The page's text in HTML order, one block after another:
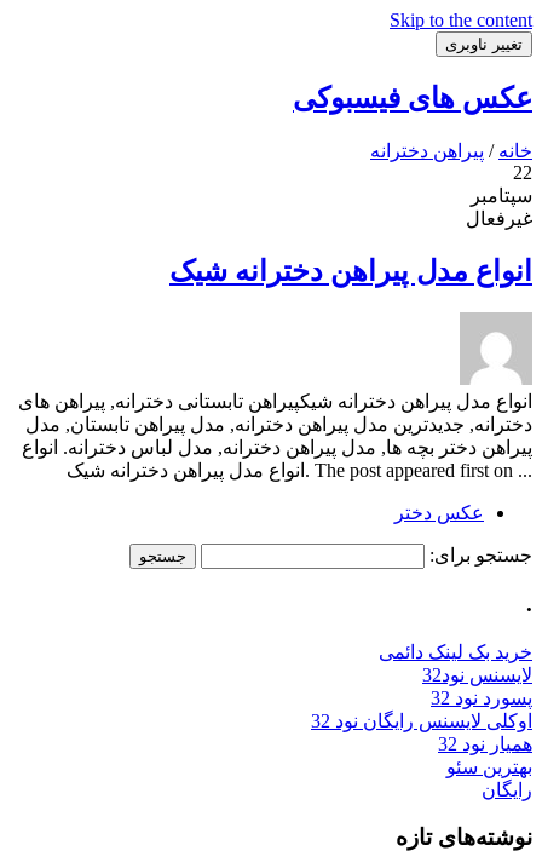
Skip to the content
تغییر ناوبری
عکس های فیسبوکی
خانه / پیراهن دخترانه
22
سپتامبر
غیرفعال
انواع مدل پیراهن دخترانه شیک
انواع مدل پیراهن دخترانه شیکپیراهن تابستانی دخترانه, پیراهن های
دخترانه, جدیدترین مدل پیراهن دخترانه, مدل پیراهن تابستان, مدل
پیراهن دختر بچه ها, مدل پیراهن دخترانه, مدل لباس دخترانه. انواع
... The post appeared first on .انواع مدل پیراهن دخترانه شیک
عکس دختر
جستجو برای:
.
خرید بک لینک دائمی
لایسنس نود32
پسورد نود 32
اوکلی لایسنس رایگان نود 32
همیار نود 32
بهترین سئو
رایگان
نوشته‌های تازه